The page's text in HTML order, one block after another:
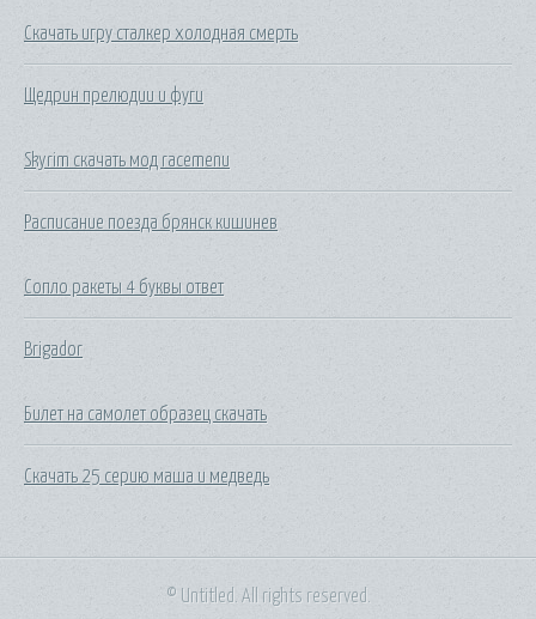
Скачать игру сталкер холодная смерть
Щедрин прелюдии и фуги
Skyrim скачать мод racemenu
Расписание поезда брянск кишинев
Сопло ракеты 4 буквы ответ
Brigador
Билет на самолет образец скачать
Скачать 25 серию маша и медведь
© Untitled. All rights reserved.